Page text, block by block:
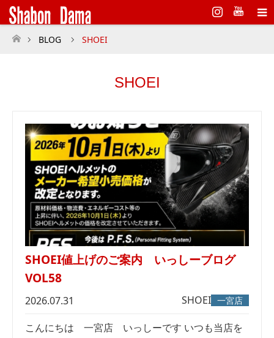
Instagram
ホーム
BLOG SHOEI
SHOEI
SHOEI値上げのご案内 いっしーブログ
VOL58
2026.07.31 SHOEI 一宮店
こんにちは 一宮店 いっしーです いつも当店を